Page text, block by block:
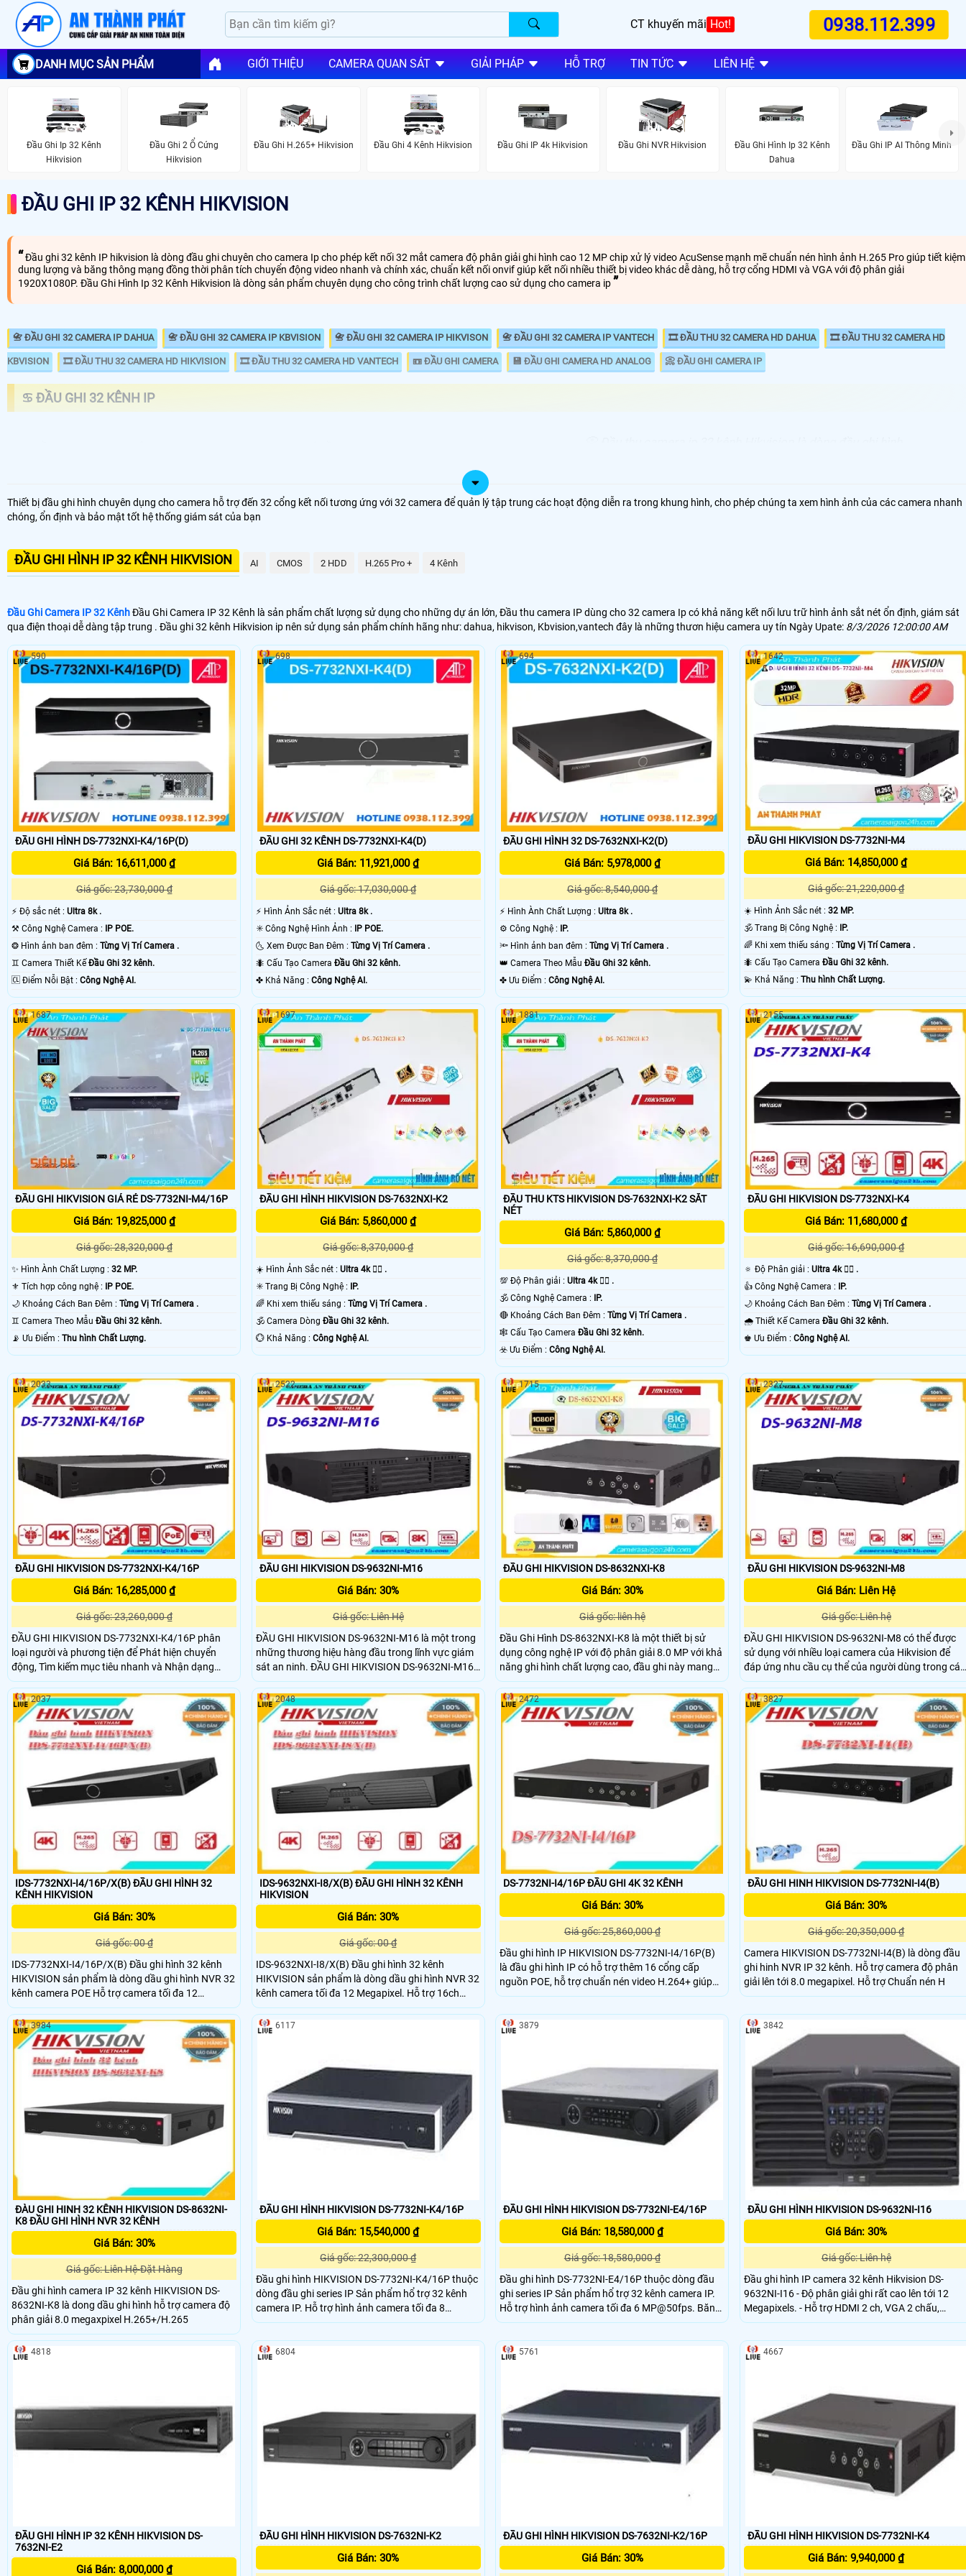
CT khuyến mãi Hot! 0938.112.399
DANH MỤC SẢN PHẨM GIỚI THIỆU CAMERA QUAN SÁT GIẢI PHÁP HỖ TRỢ TIN TỨC LIÊN HỆ
Đầu Ghi Ip 32 Kênh
Hikvision
Đầu Ghi 2 Ổ Cứng
Hikvision
Đầu Ghi H.265+ Hikvision Đầu Ghi 4 Kênh Hikvision Đầu Ghi IP 4k Hikvision Đầu Ghi NVR Hikvision
Đầu Ghi Hình Ip 32 Kênh
Dahua
Đầu Ghi IP AI Thông Minh
ĐẦU GHI IP 32 KÊNH HIKVISION
Đầu ghi 32 kênh IP hikvision là dòng đầu ghi chuyên cho camera Ip cho phép kết nối 32 mắt camera độ phân giải ghi hình cao 12 MP chip xử lý video AcuSense mạnh mẽ chuẩn nén hình ảnh H.265 Pro giúp tiết kiệm
dung lượng và băng thông mạng đồng thời phân tích chuyển động video nhanh và chính xác, chuẩn kết nối onvif giúp kết nối nhiều thiết bị video khác dễ dàng, hỗ trợ cổng HDMI và VGA với độ phân giải
1920X1080P. Đầu Ghi Hình Ip 32 Kênh Hikvision là dòng sản phẩm chuyên dụng cho công trình chất lượng cao sử dụng cho camera ip
📇 ĐẦU GHI 32 CAMERA IP DAHUA 📇 ĐẦU GHI 32 CAMERA IP KBVISION 📇 ĐẦU GHI 32 CAMERA IP HIKVISON 📇 ĐẦU GHI 32 CAMERA IP VANTECH 🎞 ĐẦU THU 32 CAMERA HD DAHUA 🎞 ĐẦU THU 32 CAMERA HD
KBVISION 🎞 ĐẦU THU 32 CAMERA HD HIKVISION 🎞 ĐẦU THU 32 CAMERA HD VANTECH 📼 ĐẦU GHI CAMERA 💾 ĐẦU GHI CAMERA HD ANALOG 📀 ĐẦU GHI CAMERA IP
♋ ĐẦU GHI 32 KÊNH IP
📼 Đầu Ghi Camera IP 32 Kênh 4k 25.000.000 VNĐDS-7732NI-K4/16P
📬 Đầu Thu Camera IP 32 Kênh Chính Hãng 7.000.000 VNĐKX-C4K8232SN2
lượng lớn thiết kế băng thông card mạng cao phù hợp với nhu cầu
tín 💡
'
Thiết bị đầu ghi hình chuyên dụng cho camera hỗ trợ đến 32 cổng kết nối tương ứng với 32 camera để quản lý tập trung các hoạt động diễn ra trong khung hình, cho phép chúng ta xem hình ảnh của các camera nhanh
chóng, ổn định và bảo mật tốt hệ thống giám sát của bạn
ĐẦU GHI HÌNH IP 32 KÊNH HIKVISION AI CMOS 2 HDD H.265 Pro + 4 Kênh
Đầu Ghi Camera IP 32 KênhĐầu Ghi Camera IP 32 Kênh là sản phẩm chất lượng sử dụng cho những dự án lớn, Đầu thu camera IP dùng cho 32 camera Ip có khả năng kết nối lưu trữ hình ảnh sắt nét ổn định, giám sát
qua điện thoại dễ dàng tập trung . Đầu ghi 32 kênh Hikvision ip nên sử dụng sản phẩm chính hãng như: dahua, hikvison, Kbvision,vantech đây là những thươn hiệu camera uy tín Ngày Upate: 8/3/2026 12:00:00 AM
ĐẦU GHI HÌNH DS-7732NXI-K4/16P(D)
Giá Bán: 16,611,000 ₫
Giá gốc: 23,730,000 ₫
️⚡ Độ sắc nét : Ultra 8k .
⚒ Công Nghệ Camera :
IP POE.
❂ Hình ảnh ban đêm : Từng Vị Trí Camera .
♊ Camera Thiết Kế Đầu Ghi 32 kênh.
️🆑 Điểm Nỗi Bật : Công Nghệ AI.
590
ĐẦU GHI 32 KÊNH DS-7732NXI-K4(D)
Giá Bán: 11,921,000 ₫
Giá gốc: 17,030,000 ₫
️⚡ Hình Ảnh Sắc nét : Ultra 8k .
✳️ Công Nghệ Hình Ảnh :
IP POE.
🌜 Xem Được Ban Đêm : Từng Vị Trí Camera .
🐜 Cấu Tạo Camera Đầu Ghi 32 kênh.
️✤ Khả Năng : Công Nghệ AI.
698
ĐẦU GHI HÌNH 32 DS-7632NXI-K2(D)
Giá Bán: 5,978,000 ₫
Giá gốc: 8,540,000 ₫
️⚡ Hình Ành Chất Lượng :Ultra 8k .
⚙ Công Nghệ :
IP.
🔦 Hình ảnh ban đêm :Từng Vị Trí Camera .
👑 Camera Theo MẫuĐầu Ghi 32 kênh.
️✤ Ưu Điểm :Công Nghệ AI.
694
ĐẦU GHI HIKVISION DS-7732NI-M4
Giá Bán: 14,850,000 ₫
Giá gốc: 21,220,000 ₫
☀️ Hình Ảnh Sắc nét : 32 MP.
🕉️ Trang Bị Công Nghệ : IP.
🌈 Khi xem thiếu sáng : Từng Vị Trí Camera .
🐜 Cấu Tạo Camera Đầu Ghi 32 kênh.
️💫 Khả Năng : Thu hình Chất Lượng.
1642
ĐẦU GHI HIKVISION GIÁ RẺ DS-7732NI-M4/16P
Giá Bán: 19,825,000 ₫
Giá gốc: 28,320,000 ₫
✨ Hình Ành Chất Lượng : 32 MP.
⚜️ Tích hợp công nghệ :
IP POE.
🌙 Khoảng Cách Ban Đêm : Từng Vị Trí Camera .
♊ Camera Theo Mẫu Đầu Ghi 32 kênh.
️📡 Ưu Điểm : Thu hình Chất Lượng.
1687
ĐẦU GHI HÌNH HIKVISION DS-7632NXI-K2
Giá Bán: 5,860,000 ₫
Giá gốc: 8,370,000 ₫
☀️ Hình Ảnh Sắc nét : Ultra 4k 👍🏾 .
✳️ Trang Bị Công Nghệ :
IP.
🌈 Khi xem thiếu sáng : Từng Vị Trí Camera .
🕉️ Camera Dòng Đầu Ghi 32 kênh.
️💮 Khả Năng : Công Nghệ AI.
1697
ĐẦU THU KTS HIKVISION DS-7632NXI-K2 SẮT
NÉT
Giá Bán: 5,860,000 ₫
Giá gốc: 8,370,000 ₫
💯 Độ Phân giải :Ultra 4k 👍🏾 .
🕉️ Công Nghệ Camera :
IP.
🔴 Khoảng Cách Ban Đêm :Từng Vị Trí Camera .
🕸️ Cấu Tạo CameraĐầu Ghi 32 kênh.
️☣️ Ưu Điểm :Công Nghệ AI.
1881
ĐẦU GHI HIKVISION DS-7732NXI-K4
Giá Bán: 11,680,000 ₫
Giá gốc: 16,690,000 ₫
🔅 Độ Phân giải : Ultra 4k 👍🏾 .
👍 Công Nghệ Camera :
IP.
🌙 Khoảng Cách Ban Đêm : Từng Vị Trí Camera .
🌧️ Thiết Kế Camera Đầu Ghi 32 kênh.
️♚ Ưu Điểm : Công Nghệ AI.
2155
ĐẦU GHI HIKVISION DS-7732NXI-K4/16P
Giá Bán: 16,285,000 ₫
Giá gốc: 23,260,000 ₫
ĐẦU GHI HIKVISION DS-7732NXI-K4/16P phân
loại người và phương tiện để Phát hiện chuyển
động, Tìm kiếm mục tiêu nhanh và Nhận dạng
khuôn mặt 1Ch. (luồng video) hoặc 4ch khi nhận
dạng hình ảnh khuôn mặt. Thiết bị này có 16 giao
diện cấp nguồn qua Ethernet(PoE) để cài đặt
camera plug-and-play mà không cần thêm cáp
nguồn.
2033
ĐẦU GHI HIKVISION DS-9632NI-M16
Giá Bán: 30%
Giá gốc: Liên Hệ
ĐẦU GHI HIKVISION DS-9632NI-M16 là một trong
những thương hiệu hàng đầu trong lĩnh vực giám
sát an ninh. ĐẦU GHI HIKVISION DS-9632NI-M16
được thiết kế để đáp ứng nhu cầu giám sát an ninh
trong các môi trường quan trọng như trường học,
ngân hàng, bệnh viện, nhà máy, văn phòng, cửa
hàng, siêu thị, và nhiều ứng dụng khác.
2522
ĐẦU GHI HIKVISION DS-8632NXI-K8
Giá Bán: 30%
Giá gốc: liên hệ
Đầu Ghi Hình DS-8632NXI-K8 là một thiết bị sử
dụng công nghệ IP với độ phân giải 8.0 MP với khả
năng ghi hình chất lượng cao, đầu ghi này mang
đến hình ảnh rõ nét và chân thực. Ngoài ra, nó còn
được trang bị các tính năng như hỗ trợ các kênh
vào và ra video, lưu trữ dữ liệu, giao tiếp mạng và
quản lý từ xa
1715
ĐẦU GHI HIKVISION DS-9632NI-M8
Giá Bán: Liên Hệ
Giá gốc: Liên hệ
ĐẦU GHI HIKVISION DS-9632NI-M8 có thể được
sử dụng với nhiều loại camera của Hikvision để
đáp ứng nhu cầu cụ thể của người dùng trong các
tình huống khác nhau. Thiết bị phù hợp sử dụng ở
cả không gian trong nhà và ngoài trời như sảnh
công cộng, quảng trường, sân vận động, nhà ga…
nơi có góc quan sát rộng hơn, sắc nét hơn , hình
ảnh chi tiết hơn được yêu cầu
2327
IDS-7732NXI-I4/16P/X(B) ĐẦU GHI HÌNH 32
KÊNH HIKVISION
Giá Bán: 30%
Giá gốc: 00 ₫
IDS-7732NXI-I4/16P/X(B) Đầu ghi hình 32 kênh
HIKVISION sản phẩm là dòng dầu ghi hình NVR 32
kênh camera POE Hỗ trợ camera tối đa 12
Megapixel. Hỗ trợ 16ch Nhận diện & phân tích 32
thư viện và 100,000 khuôn mặt. Xuất hình độc lập
VGA / HDMI 4K. Hỗ trợ 4 ổ cứng Sata 10TB, 1
eSata 2 LAN 1Gbps, 1USB 3
2037
IDS-9632NXI-I8/X(B) ĐẦU GHI HÌNH 32 KÊNH
HIKVISION
Giá Bán: 30%
Giá gốc: 00 ₫
IDS-9632NXI-I8/X(B) Đầu ghi hình 32 kênh
HIKVISION sản phẩm là dòng dầu ghi hình NVR 32
kênh camera tối đa 12 Megapixel. Hỗ trợ 16ch
Nhận diện & phân tích 32 thư viện và 100,000
khuôn mặt. Xuất hình độc lập 4K HDMI1/HDMI2.
Hỗ trợ 8 ổ cứng Sata 10TB, 1 eSata 2 LAN 1Gbps,
2048
DS-7732NI-I4/16P ĐẦU GHI 4K 32 KÊNH
Giá Bán: 30%
Giá gốc: 25,860,000 ₫
Đầu ghi hình IP HIKVISION DS-7732NI-I4/16P(B)
là đầu ghi hình IP có hỗ trợ thêm 16 cổng cấp
nguồn POE, hỗ trợ chuẩn nén video H.264+ giúp
tiết kiệm trung bình hơn 50% dung lượng lưu trữ và
camera IP, xem lại, truyền dữ liệu qua mạng, sao
2472
ĐẦU GHI HINH HIKVISION DS-7732NI-I4(B)
Giá Bán: 30%
Giá gốc: 20,350,000 ₫
Camera HIKVISION DS-7732NI-I4(B) là dòng đầu
ghi hinh NVR IP 32 kênh. Hỗ trợ camera độ phân
giải lên tới 8.0 megapixel. Hỗ trợ Chuẩn nén H
3827
ĐÀU GHI HINH 32 KÊNH HIKVISION DS-8632NI-
K8 ĐẦU GHI HÌNH NVR 32 KÊNH
Giá Bán: 30%
Giá gốc: Liên Hệ-Đặt Hàng
Đầu ghi hình camera IP 32 kênh HIKVISION DS-
8632NI-K8 là dong dầu ghi hình hỗ trợ camera độ
phân giải 8.0 megaxpixel H.265+/H.265
3984
ĐẦU GHI HÌNH HIKVISION DS-7732NI-K4/16P
Giá Bán: 15,540,000 ₫
Giá gốc: 22,300,000 ₫
Đầu ghi hình HIKVISION DS-7732NI-K4/16P thuộc
dòng đầu ghi series IP Sản phẩm hổ trợ 32 kênh
camera IP. Hỗ trợ hình ảnh camera tối đa 8
MP@50fps. Băng thông vào ra 256/160 Mbps. Có
1920x1080 đồng thời hổ trợ được 4ổ cứng ( tối đa
6117
ĐẦU GHI HÌNH HIKVISION DS-7732NI-E4/16P
Giá Bán: 18,580,000 ₫
Giá gốc: 18,580,000 ₫
Đầu ghi hình DS-7732NI-E4/16P thuộc dòng đầu
ghi series IP Sản phẩm hổ trợ 32 kênh camera IP.
Hỗ trợ hình ảnh camera tối đa 6 MP@50fps. Băng
thông vào ra 160/80 Mbps. Có hỗ trợ cổng xuất
trợ được 4 ổ cứng ( tối đa mổi ổ 6TB)
3879
ĐẦU GHI HÌNH HIKVISION DS-9632NI-I16
Giá Bán: 30%
Giá gốc: Liên hệ
Đầu ghi hình IP camera 32 kênh Hikvision DS-
9632NI-I16 - Độ phân giải ghi rất cao lên tới 12
Megapixels. - Hỗ trợ HDMI 2 ch, VGA 2 chấu,
HMDI1 lên tới 4K độ phân giải (3840x2160) - Hỗ
màn hình cảm ứng 7 LDC (Touch screen)
3842
ĐẦU GHI HÌNH IP 32 KÊNH HIKVISION DS-
7632NI-E2
Giá Bán: 8,000,000 ₫
4818
ĐẦU GHI HÌNH HIKVISION DS-7632NI-K2
Giá Bán: 30%
6804
ĐẦU GHI HÌNH HIKVISION DS-7632NI-K2/16P
Giá Bán: 30%
5761
ĐẦU GHI HÌNH HIKVISION DS-7732NI-K4
Giá Bán: 9,940,000 ₫
4667